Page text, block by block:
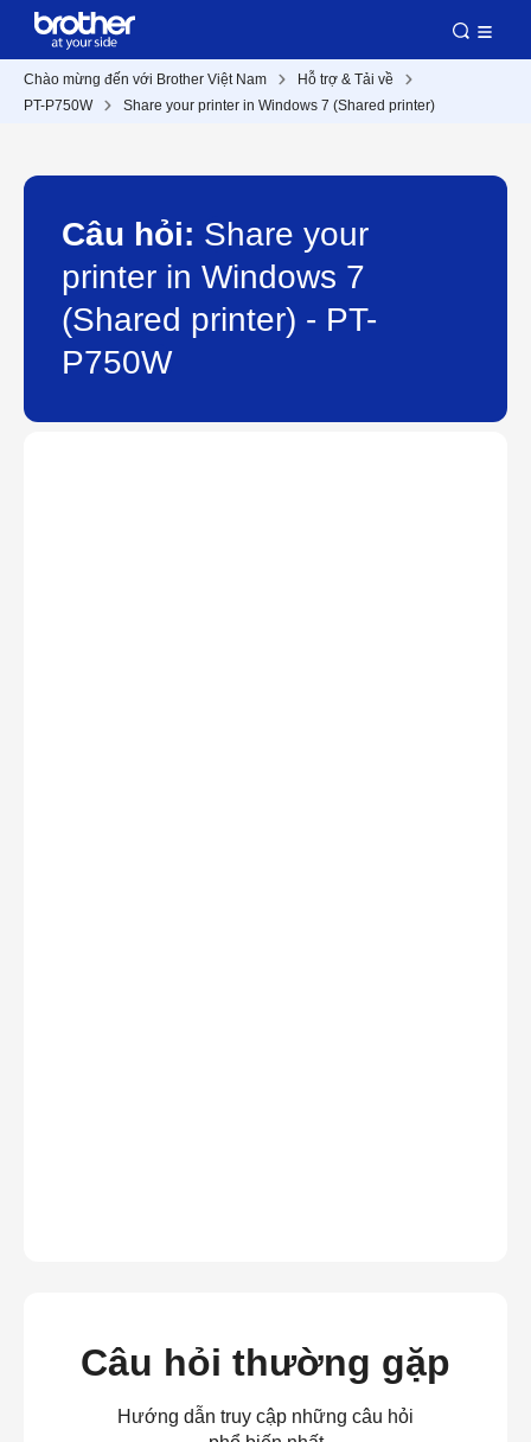
Chào mừng đến với Brother Việt Nam
Hỗ trợ & Tải về
PT-P750W
Share your printer in Windows 7 (Shared printer)
Câu hỏi: Share your
printer in Windows 7
(Shared printer) - PT-
P750W
Câu hỏi thường gặp
Hướng dẫn truy cập những câu hỏi